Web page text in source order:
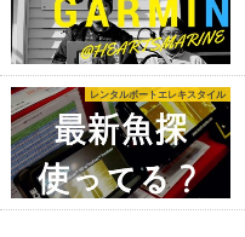
レンタルボートエレキスタイル